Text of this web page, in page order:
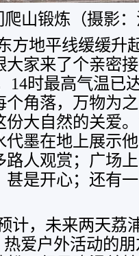
爬山锻炼（摄影
方地平线缓缓升
大家来了个亲密
14时最高气温已
个角落，万物为
份大自然的关爱
代墨在地上展示
路人观赏；广场
甚是开心；还有
计，未来两天荔
爱户外活动的